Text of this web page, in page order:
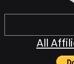
All